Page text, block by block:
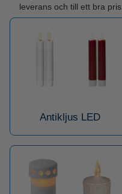
leverans och till ett bra pris.
Antikljus LED